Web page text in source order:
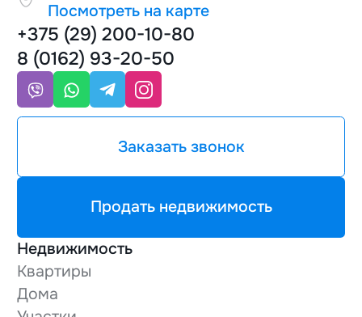
Посмотреть на карте
Недвижимость
Квартиры
Дома
+375 (29) 200-10-80
8 (0162) 93-20-50
Заказать звонок
Продать недвижимость